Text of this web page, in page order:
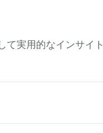
て実用的なインサ